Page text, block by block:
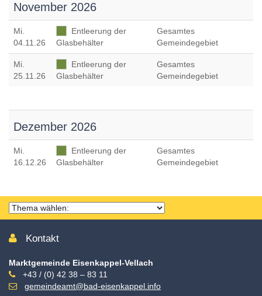
November 2026
Mi.
04.11.26
Entleerung der
Glasbehälter
Gesamtes
Gemeindegebiet
Mi.
25.11.26
Entleerung der
Glasbehälter
Gesamtes
Gemeindegebiet
Dezember 2026
Mi.
16.12.26
Entleerung der
Glasbehälter
Gesamtes
Gemeindegebiet
Thema
wählen
Kontakt
Marktgemeinde Eisenkappel-Vellach
+43 / (0) 42 38 – 83 11
gemeindeamt@bad-eisenkappel.info